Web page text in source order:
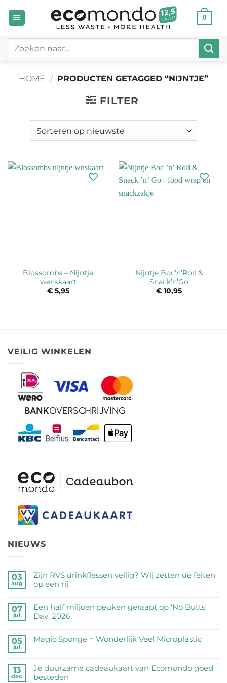
naar
0
Zoeken
HOME / PRODUCTEN GETAGGED “NIJNTJE”
FILTER
Blossombs – Nijntje
wenskaart
€5,95
Nijntje Boc’n’Roll &
Snack’n’Go
€ 10,95
VEILIG WINKELEN
NIEUWS
03
aug
Zijn RVS drinkflessen veilig? Wij zetten de feiten
op een rij
reacties
op
Zijn
drinkflessen
zetten
de
07
jul
Een half miljoen peuken geraapt op ‘No Butts
Day’ 2026
reacties
half
miljoen
05
jul
Magic Sponge = Wonderlijk Veel Microplastic
op
Magic
13
dec
Je duurzame cadeaukaart van Ecomondo goed
besteden